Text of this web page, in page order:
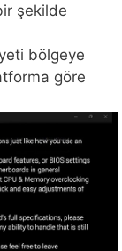
şekilde
bölgeye
göre